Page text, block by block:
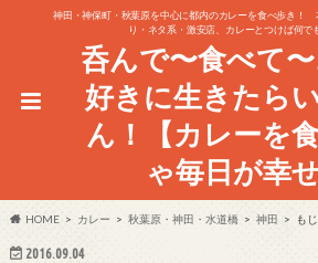
神田・神保町・秋葉原を中心に都内のカレーを食べ歩き！
り・ネタ系・激安店、カレーとつけば何で
呑んで〜食べて
好きに生きたら
ん！【カレーを
ゃ毎日が幸せ
HOME カレー 秋葉原・神田・水道橋 神田 も
2016.09.04